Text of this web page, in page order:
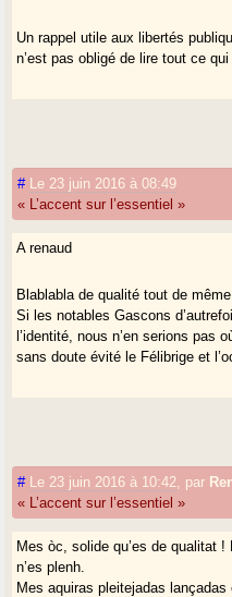
Un rappel utile aux libertés
n’est pas obligé de lire tout ce qui
#
Le 23 juin 2016 à 08:49
« L’accent sur l’essentiel »
A renaud
Blablabla de qualité tout de
Si les notables Gascons
l’identité, nous n’en serions pas
sans doute évité le Félibrige et
# Le 23 juin 2016 à 10:42 par
« L’accent sur l’essentiel »
Mes òc, solide qu’es de qualitat
n’es plenh.
Mes aquiras pleitejadas